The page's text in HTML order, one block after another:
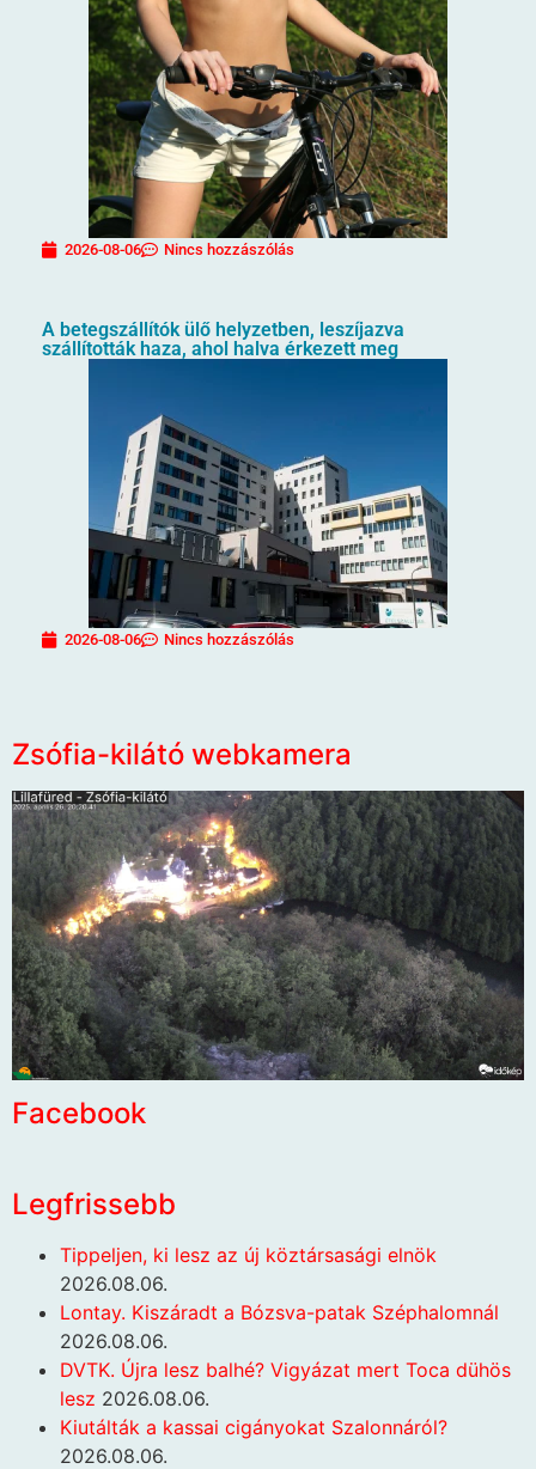
2026-08-06 Nincs hozzászólás
A betegszállítók ülő helyzetben, leszíjazva
szállították haza, ahol halva érkezett meg
2026-08-06 Nincs hozzászólás
Zsófia-kilátó webkamera
Facebook
Legfrissebb
Tippeljen, ki lesz az új köztársasági elnök
2026.08.06.
Lontay. Kiszáradt a Bózsva-patak Széphalomnál
2026.08.06.
DVTK. Újra lesz balhé? Vigyázat mert Toca dühös
lesz 2026.08.06.
Kiutálták a kassai cigányokat Szalonnáról?
2026.08.06.